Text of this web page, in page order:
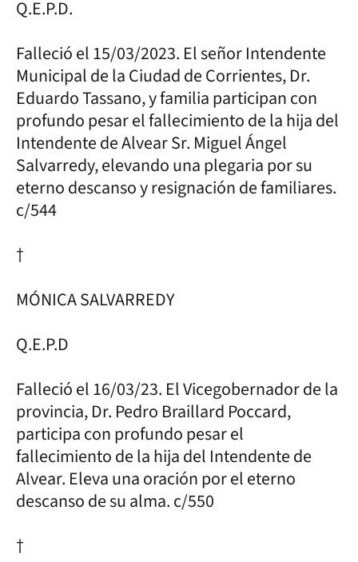
Q.E.P.D.
Falleció el 15/03/2023. El señor Intendente
Municipal de la Ciudad de Corrientes, Dr.
Eduardo Tassano, y familia participan con
profundo pesar el fallecimiento de la hija del
Intendente de Alvear Sr. Miguel Ángel
Salvarredy, elevando una plegaria por su
eterno descanso y resignación de familiares.
c/544
†
MÓNICA SALVARREDY
Q.E.P.D
Falleció el 16/03/23. El Vicegobernador de la
provincia, Dr. Pedro Braillard Poccard,
participa con profundo pesar el
fallecimiento de la hija del Intendente de
Alvear. Eleva una oración por el eterno
descanso de su alma. c/550
†